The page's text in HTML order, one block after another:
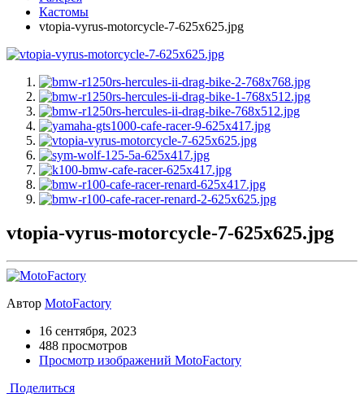
Кастомы
vtopia-vyrus-motorcycle-7-625x625.jpg
vtopia-vyrus-motorcycle-7-625x625.jpg
Автор MotoFactory
16 сентября, 2023
488 просмотров
Просмотр изображений MotoFactory
Поделиться